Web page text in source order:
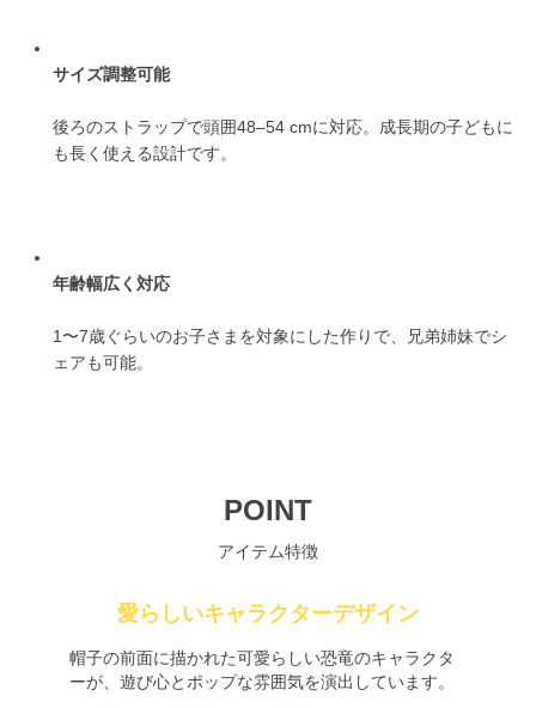
サイズ調整可能
後ろのストラップで頭囲48–54 cmに対応。成長期の子どもに
も長く使える設計です。
年齢幅広く対応
1〜7歳ぐらいのお子さまを対象にした作りで、兄弟姉妹でシ
ェアも可能。
POINT
アイテム特徴
愛らしいキャラクターデザイン
帽子の前面に描かれた可愛らしい恐竜のキャラクタ
ーが、遊び心とポップな雰囲気を演出しています。